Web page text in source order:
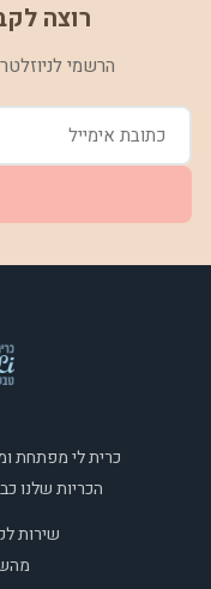
רוצה לקבל 5% הנחה
הרשמי
כרית לי מפתחת
הכריות שלנו כבר
שירות
מהשעה: